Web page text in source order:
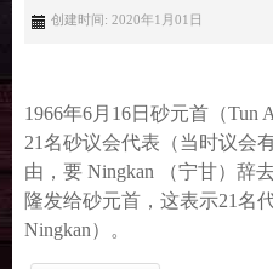
创建时间: 2020年1月01日
1966年6月16日砂元首（Tun
21名砂议会代表（当时议会
由，要 Ningkan （宁甘）辞
隆发给砂元首，这表示21名
Ningkan）。